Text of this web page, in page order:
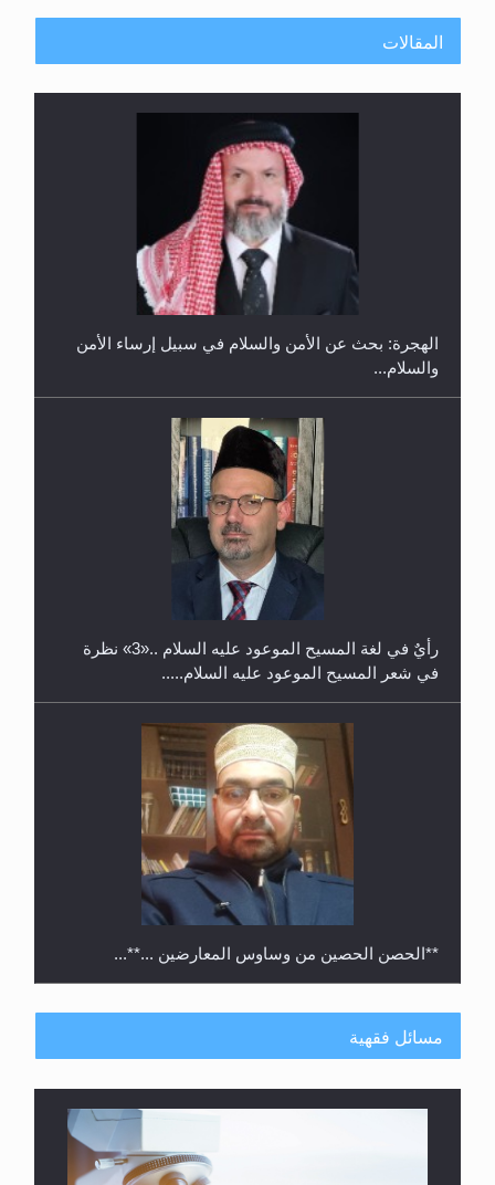
إتمام حفظ القرآن الكريم لثلاثة طلاب من مدرسة الحفظ
حفل توزيع الشهادات في الجامعة الأحمدية بنيجيريا لعام
المقالات
الهجرة: بحث عن الأمن والسلام في سبيل إرساء الأمن
والسلام...
رأيٌ في لغة المسيح الموعود عليه السلام ..«3» نظرة
في شعر المسيح الموعود عليه السلام.....
**الحصن الحصين من وساوس المعارضين ...**...
مسائل فقهية